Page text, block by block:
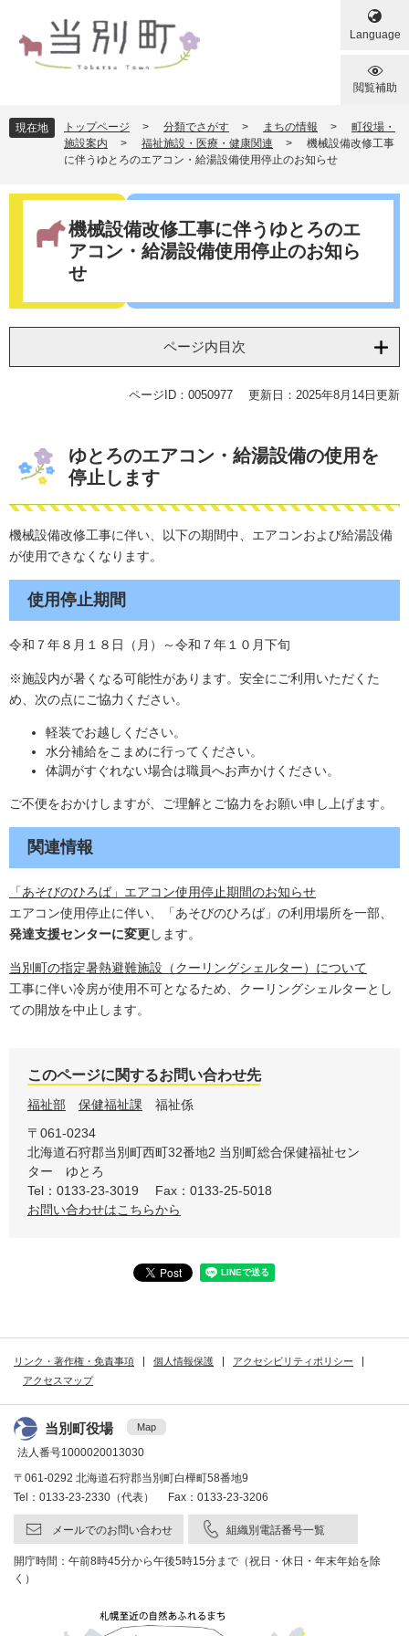
でば
Language
閲覧補助
現在地 トップページ > 分類でさがす > まちの情報 >
町役場・
施設案内
> 福祉施設・医療・健康関連 >
機械設備改修工事
に伴うゆとろのエアコン・給湯設備使用停止のお知らせ
機械設備改修工事に伴うゆとろのエ
アコン・給湯設備使用停止のお知ら
せ
ページ内目次
ページID：0050977 更新日：2025年8月14日更新
ゆとろのエアコン・給湯設備の使用を
停止します
機械設備改修工事に伴い、以下の期間中、エアコンおよび給湯設備
が使用できなくなります。
使用停止期間
令和７年８月１８日（月）～令和７年１０月下旬
※施設内が暑くなる可能性があります。安全にご利用いただくた
め、次の点にご協力ください。
軽装でお越しください。
水分補給をこまめに行ってください。
体調がすぐれない場合は職員へお声かけください。
ご不便をおかけしますが、ご理解とご協力をお願い申し上げます。
関連情報
「あそびのひろば」エアコン使用停止期間のお知らせ
​エアコン使用停止に伴い、「あそびのひろば」の利用場所を一部​、
発達支援センターに変更します。
当別町の指定暑熱避難施設（クーリングシェルター）について
工事に伴い冷房が使用不可となるため、クーリングシェルターとし
ての開放を中止します。​
このページに関するお問い合わせ先
福祉部 保健福祉課
福祉係
〒061-0234
北海道石狩郡当別町西町32番地2 当別町総合保健福祉セン
ター ゆとろ
Tel：0133-23-3019
Fax：0133-25-5018
お問い合わせはこちらから
リンク・著作権・免責事項 個人情報保護
アクセシビリティポリシー
アクセスマップ
当別町役場 Map
法人番号1000020013030
〒061-0292 北海道石狩郡当別町白樺町58番地9
Tel：0133-23-2330（代表） Fax：0133-23-3206
メールでのお問い合わせ 組織別電話番号一覧
開庁時間：午前8時45分から午後5時15分まで（祝日・休日・年末年始を除
く）